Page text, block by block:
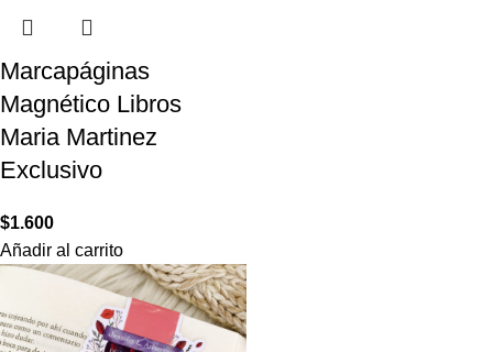
Marcapáginas
Magnético Libros
Maria Martinez
Exclusivo
$1.600
Añadir al carrito